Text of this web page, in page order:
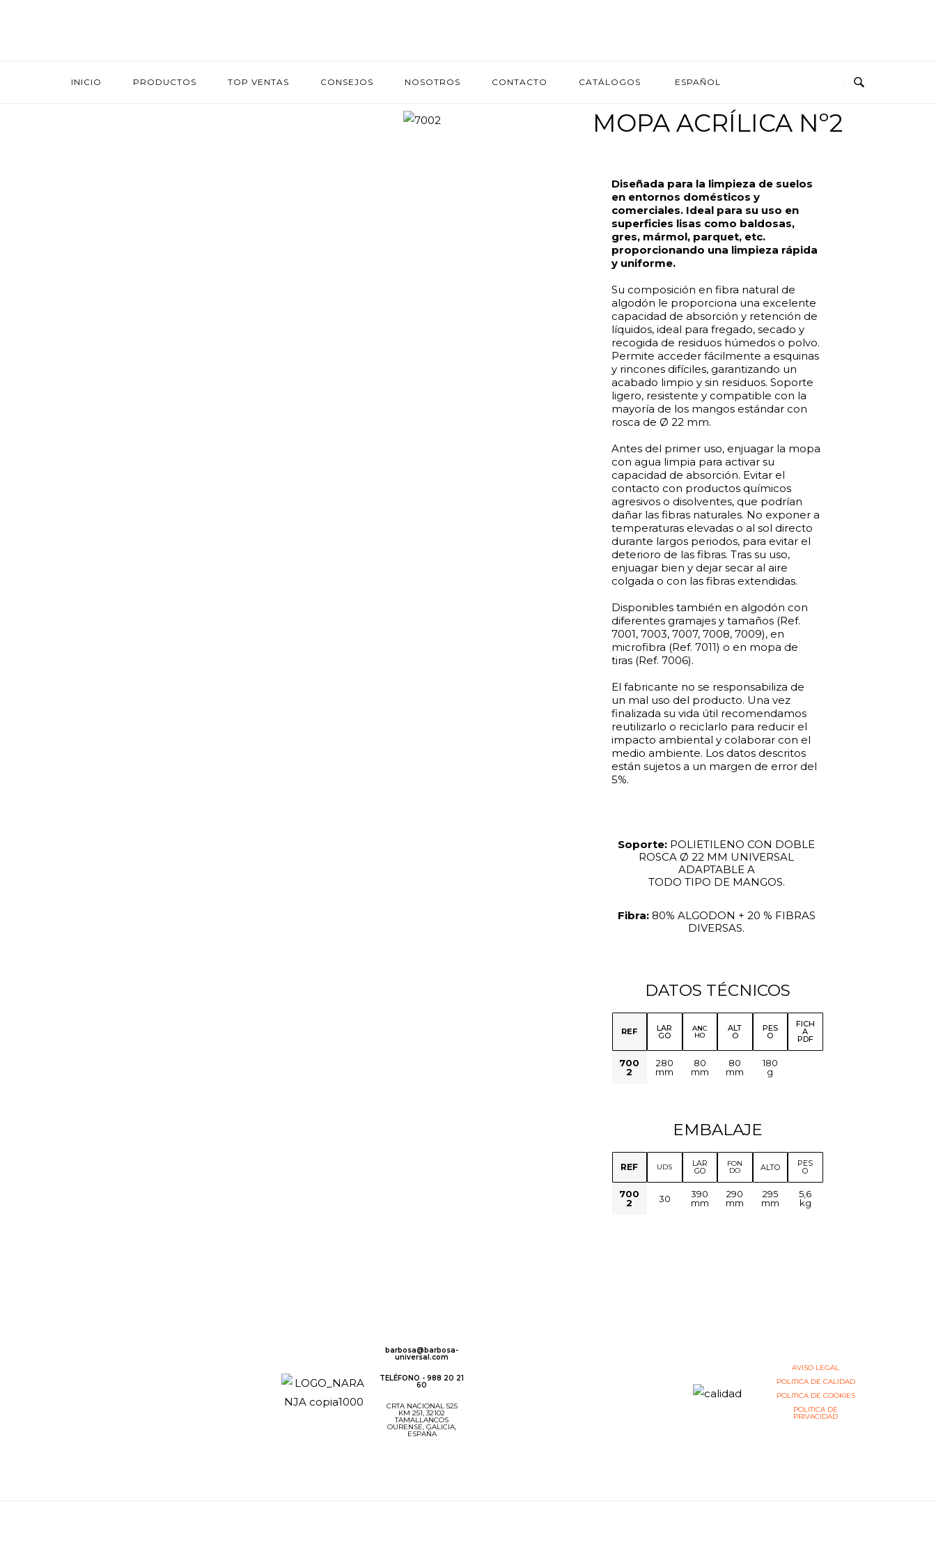
INICIO PRODUCTOS TOP VENTAS CONSEJOS NOSOTROS CONTACTO CATÁLOGOS ESPAÑOL
MOPA ACRÍLICA Nº2
Diseñada para la limpieza de suelos
en entornos domésticos y
comerciales. Ideal para su uso en
superficies lisas como baldosas,
gres, mármol, parquet, etc.
proporcionando una limpieza rápida
y uniforme.
Su composición en fibra natural de
algodón le proporciona una excelente
capacidad de absorción y retención de
líquidos, ideal para fregado, secado y
recogida de residuos húmedos o polvo.
Permite acceder fácilmente a esquinas
y rincones difíciles, garantizando un
acabado limpio y sin residuos. Soporte
ligero, resistente y compatible con la
mayoría de los mangos estándar con
rosca de Ø 22 mm.
Antes del primer uso, enjuagar la mopa
con agua limpia para activar su
capacidad de absorción. Evitar el
contacto con productos químicos
agresivos o disolventes, que podrían
dañar las fibras naturales. No exponer a
temperaturas elevadas o al sol directo
durante largos periodos, para evitar el
deterioro de las fibras. Tras su uso,
enjuagar bien y dejar secar al aire
colgada o con las fibras extendidas.
Disponibles también en algodón con
diferentes gramajes y tamaños (Ref.
7001, 7003, 7007, 7008, 7009), en
microfibra (Ref. 7011) o en mopa de
tiras (Ref. 7006).
El fabricante no se responsabiliza de
un mal uso del producto. Una vez
finalizada su vida útil recomendamos
reutilizarlo o reciclarlo para reducir el
impacto ambiental y colaborar con el
medio ambiente. Los datos descritos
están sujetos a un margen de error del
5%.
Soporte: POLIETILENO CON DOBLE
ROSCA Ø 22 MM UNIVERSAL
ADAPTABLE A
TODO TIPO DE MANGOS.
Fibra: 80% ALGODON + 20 % FIBRAS
DIVERSAS.
DATOS TÉCNICOS
REF LAR
GO
ANC
HO
ALT
O
PES
O
FICH
A
PDF
700
2
280
mm
80
mm
80
mm
180
g
EMBALAJE
REF UDS LAR
GO
FON
DO ALTO PES
O
700
2
30
390
mm
290
mm
295
mm
5,6
kg
barbosa@barbosa-
universal.com
TELÉFONO - 988 20 21
60
CRTA NACIONAL 525
KM 251, 32102
TAMALLANCOS
OURENSE, GALICIA,
ESPAÑA
AVISO LEGAL
POLITICA DE CALIDAD
POLITICA DE COOKIES
POLITICA DE
PRIVACIDAD